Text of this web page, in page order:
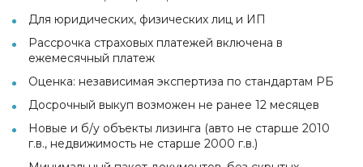
Для юридических, физических лиц и ИП
Рассрочка страховых платежей включена в
ежемесячный платеж
Оценка: независимая экспертиза по стандартам РБ
Досрочный выкуп возможен не ранее 12 месяцев
Новые и б/у объекты лизинга (авто не старше 2010
г.в., недвижимость не старше 2000 г.в.)